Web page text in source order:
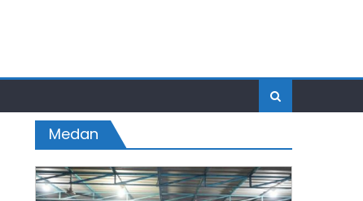
Medan